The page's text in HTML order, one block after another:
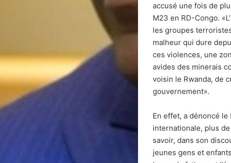
accusé une fois de
M23 en RD-Congo.
les groupes
malheur qui dure
ces violences, une
avides des minerais
voisin le Rwanda, de
gouvernement».
En effet, a dénoncé
internationale, plus
savoir, dans son
jeunes gens et